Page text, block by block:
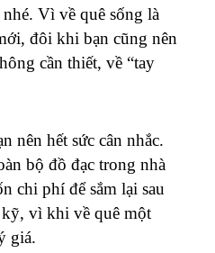
Vì về quê sống là
đôi khi bạn cũng nên
cần thiết, về “tay
nên hết sức cân nhắc.
bộ đồ đạc trong nhà
chi phí để sắm lại sau
kỹ, vì khi về quê một
giá.